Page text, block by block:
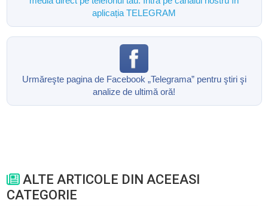
aplicația TELEGRAM
Urmăreşte pagina de Facebook „Telegrama” pentru ştiri şi
analize de ultimă oră!
ALTE ARTICOLE DIN ACEEASI
CATEGORIE